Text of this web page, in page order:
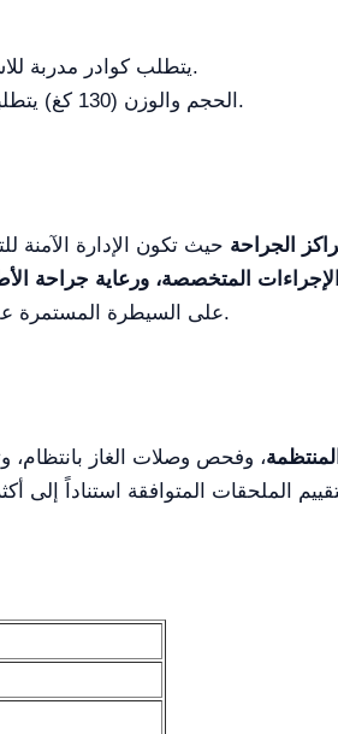
يتطلب كوادر مدربة للاستفادة الكاملة من وظائفه المتقدمة.
الحجم والوزن (130 كغ) يتطلبان مساحة كافية في غرفة العمليات.
الجراحة حيث تكون الإدارة الآمنة
المتخصصة، ورعاية جراحة
على السيطرة المستمرة على الحالة التنفسية للمريض طوال التدخل.
، وفحص وصلات الغاز بانتظام،